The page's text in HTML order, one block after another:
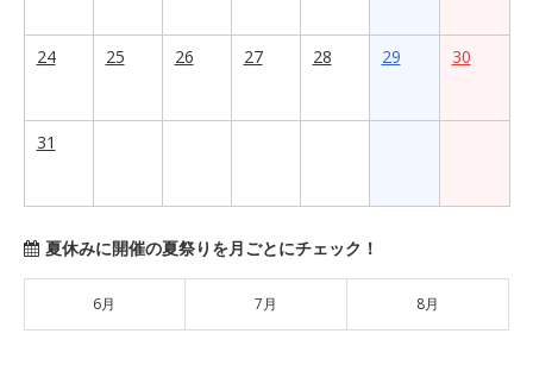
24 25 26 27 28 29 30
31
夏休みに開催の夏祭りを月ごとにチェック！
6月 7月 8月